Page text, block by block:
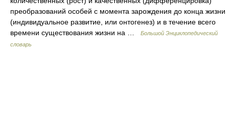
преобразований особей с момента зарождения до конца жизни
(индивидуальное развитие, или онтогенез) и в течение всего
времени существования жизни на …
Большой Энциклопедический
словарь